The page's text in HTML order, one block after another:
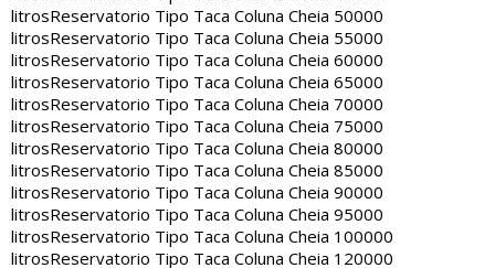
litrosReservatorio Tipo Taca Coluna Cheia 50000
litrosReservatorio Tipo Taca Coluna Cheia 55000
litrosReservatorio Tipo Taca Coluna Cheia 60000
litrosReservatorio Tipo Taca Coluna Cheia 65000
litrosReservatorio Tipo Taca Coluna Cheia 70000
litrosReservatorio Tipo Taca Coluna Cheia 75000
litrosReservatorio Tipo Taca Coluna Cheia 80000
litrosReservatorio Tipo Taca Coluna Cheia 85000
litrosReservatorio Tipo Taca Coluna Cheia 90000
litrosReservatorio Tipo Taca Coluna Cheia 95000
litrosReservatorio Tipo Taca Coluna Cheia 100000
litrosReservatorio Tipo Taca Coluna Cheia 120000